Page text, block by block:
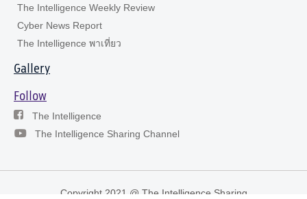
The Intelligence Weekly Review
Cyber News Report
The Intelligence พาเที่ยว
Gallery
Follow
The Intelligence
The Intelligence Sharing Channel
Copyright 2021 @ The Intelligence Sharing